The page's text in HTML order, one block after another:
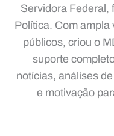
Servidora Federal,
Política. Com ampla
públicos, criou o
suporte
notícias, análises
e motivação